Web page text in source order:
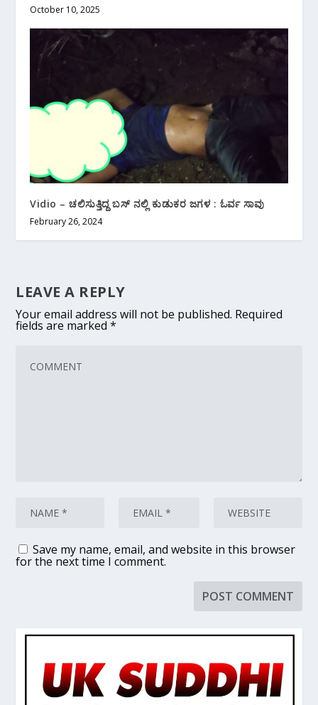
October 10, 2025
Vidio – ಚಲಿಸುತ್ತಿದ್ದ ಬಸ್ ನಲ್ಲಿ ಕುಡುಕರ ಜಗಳ : ಓರ್ವ ಸಾವು
February 26, 2024
LEAVE A REPLY
Your email address will not be published. Required
fields are marked*
Save my name, email, and website in this browser
for the next time I comment.